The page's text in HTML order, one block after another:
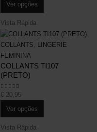
Ver opções
Vista Rápida
COLLANTS
LINGERIE
FEMININA
COLLANTS TI107
(PRETO)
0out of 5
€20,95
Ver opções
Vista Rápida
Politica de Privacidade